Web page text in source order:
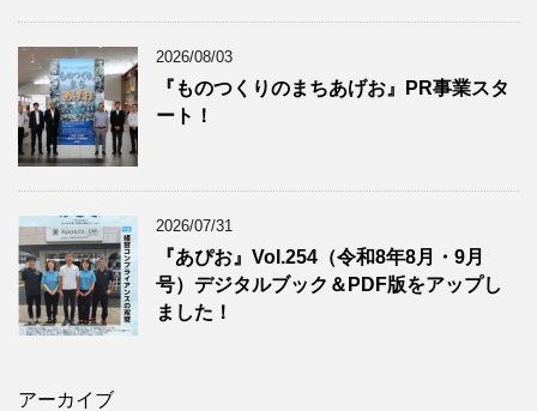
2026/08/03
『ものつくりのまちあげお』PR事業スタ
ート！
2026/07/31
『あぴお』Vol.254（令和8年8月・9月
号）デジタルブック＆PDF版をアップし
ました！
アーカイブ